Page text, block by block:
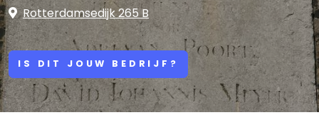
Rotterdamsedijk 265 B
IS DIT JOUW BEDRIJF?